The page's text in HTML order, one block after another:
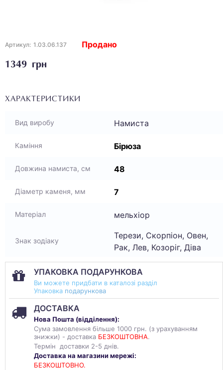
Артикул: 1.03.06.137
1349 грн
Продано
ХАРАКТЕРИСТИКИ
Вид виробу Намиста
Каміння Бірюза
Довжина намиста, см 48
Діаметр каменя, мм 7
Матеріал мельхіор
Знак зодіаку
Терези, Скорпіон, Овен,
Рак, Лев, Козоріг, Діва
УПАКОВКА ПОДАРУНКОВА
Ви можете придбати в каталозі разділ
Упаковка подарункова
ДОСТАВКА
Нова Пошта (відділення):
Сума замовлення більше 1000 грн. (з урахуванням
знижки) - доставка БЕЗКОШТОВНА.
Термін доставки 2-5 днів.
Доставка на магазини мережі:
БЕЗКОШТОВНО.